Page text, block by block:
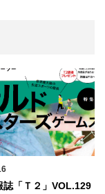
誌「Ｔ２」VOL.129